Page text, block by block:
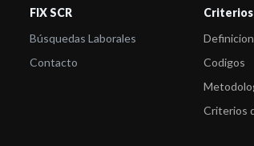
FIX SCR
Búsquedas Laborales
Contacto
Codigos
Criterios